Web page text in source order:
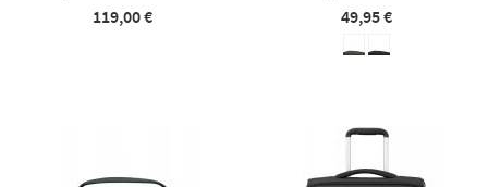
119,00 €
49,95 €